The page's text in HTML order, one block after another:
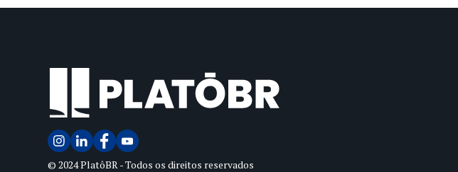
© 2024 PlatôBR - Todos os direitos reservados